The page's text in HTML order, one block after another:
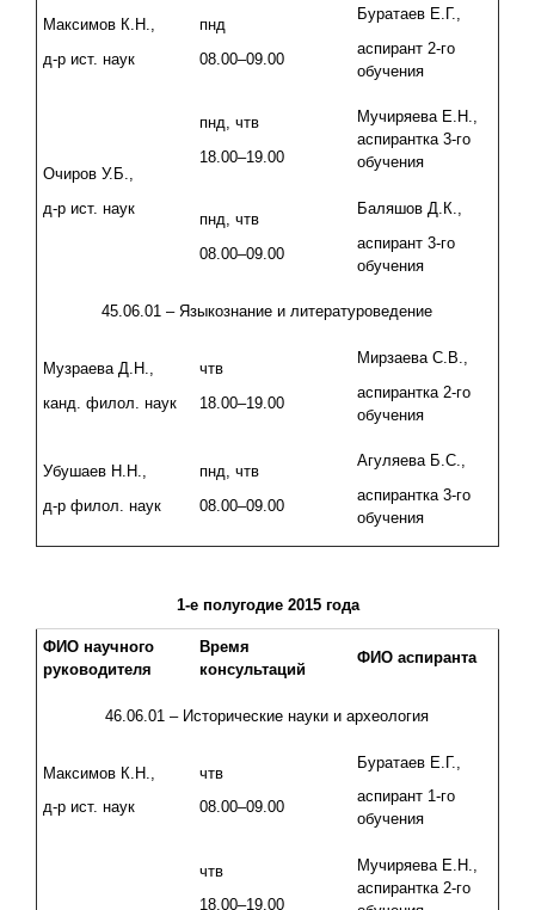
Максимов К.Н.,
д-р ист. наук
пнд
08.00–09.00
Буратаев Е.Г.,
аспирант 2-го
обучения
Очиров У.Б.,
д-р ист. наук
пнд, чтв
18.00–19.00
Мучиряева Е.Н.,
аспирантка 3-го
обучения
пнд, чтв
08.00–09.00
Баляшов Д.К.,
аспирант 3-го
обучения
45.06.01 – Языкознание и литературоведение
Музраева Д.Н.,
канд. филол. наук
чтв
18.00–19.00
Мирзаева С.В.,
аспирантка 2-го
обучения
Убушаев Н.Н.,
д-р филол. наук
пнд, чтв
08.00–09.00
Агуляева Б.С.,
аспирантка 3-го
обучения
1-е полугодие 2015 года
ФИО научного
руководителя
Время
консультаций
ФИО аспиранта
46.06.01 – Исторические науки и археология
Максимов К.Н.,
д-р ист. наук
чтв
08.00–09.00
Буратаев Е.Г.,
аспирант 1-го
обучения
чтв
18.00–19.00
Мучиряева Е.Н.,
аспирантка 2-го